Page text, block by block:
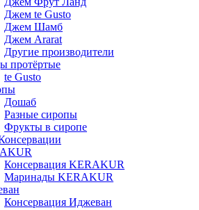
Джем te Gusto
Джем Шамб
Джем Ararat
Другие производители
протёртые
te Gusto
Дошаб
Разные сиропы
Фрукты в сиропе
Консервация KERAKUR
Маринады KERAKUR
Консервация Иджеван